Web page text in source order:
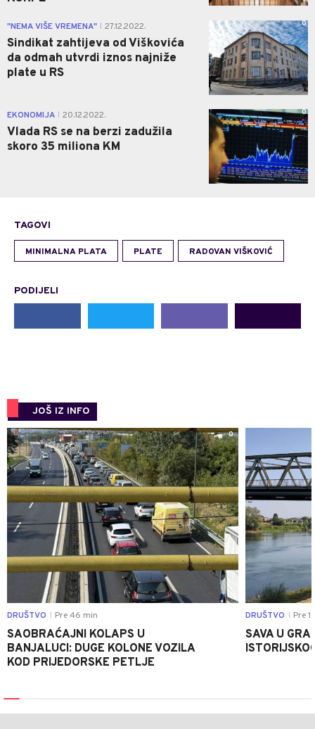
"NEMA VIŠE VREMENA" 27.12.2022.
Sindikat zahtijeva od Viškovića
da odmah utvrdi iznos najniže
plate u RS
0
EKONOMIJA 20.12.2022.
Vlada RS se na berzi zadužila
skoro 35 miliona KM
0
TAGOVI
MINIMALNA PLATA PLATE RADOVAN VIŠKOVIĆ
PODIJELI
JOŠ IZ INFO
0
DRUŠTVO Pre 46 min
SAOBRAĆAJNI KOLAPS U
BANJALUCI: DUGE KOLONE VOZILA
KOD PRIJEDORSKE PETLJE
DRUŠTVO Pre 1
SAVA U